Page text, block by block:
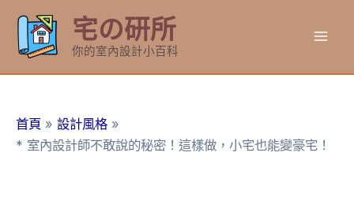
要
宅の研所
你的室內設計小百科
首頁
設計風格
* 室內設計師不敢說的秘密！這樣做，小宅也能變豪宅！